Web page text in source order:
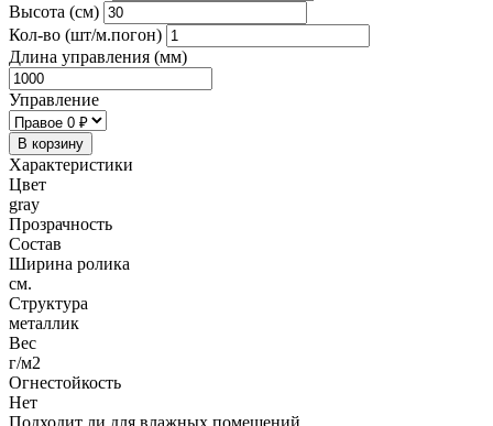
Высота (см)
Кол-во (шт/м.погон)
Длина управления (мм)
Управление
В корзину
Характеристики
Цвет
gray
Прозрачность
Состав
Ширина ролика
см.
Структура
металлик
Вес
г/м2
Огнестойкость
Нет